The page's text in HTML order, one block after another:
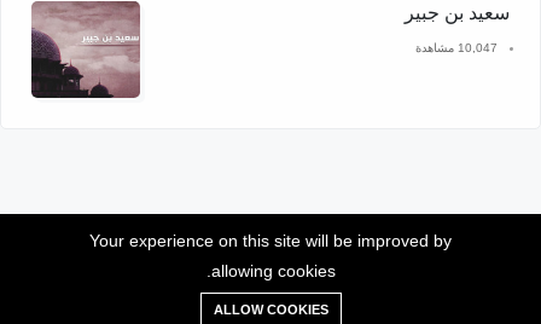
سعيد بن جبير
10,047 مشاهدة
Your experience on this site will be improved by
allowing cookies.
ALLOW COOKIES